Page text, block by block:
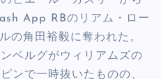
App RBのリアム・ロー
の角田裕毅に奪われた。
ベルグがウィリアムズの
ンで一時抜いたものの、